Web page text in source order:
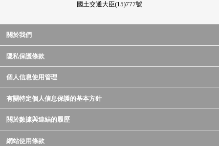
國土交通大臣(15)777號
關於我們
隱私保護條款
個人信息使用管理
有關特定個人信息保護的基本方針
關於數據與連結的履歷
網站使用條款